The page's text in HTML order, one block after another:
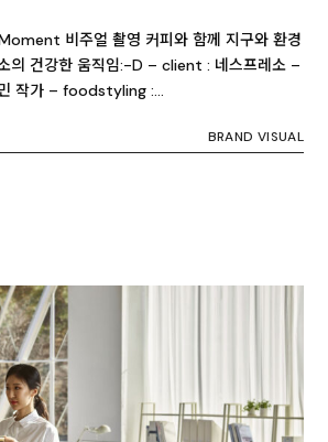
비주얼 촬영 커피와 함께 지구와 환경
의 건강한 움직임:-D – client : 네스프레소 –
작가 – foodstyling :…
BRAND VISUAL